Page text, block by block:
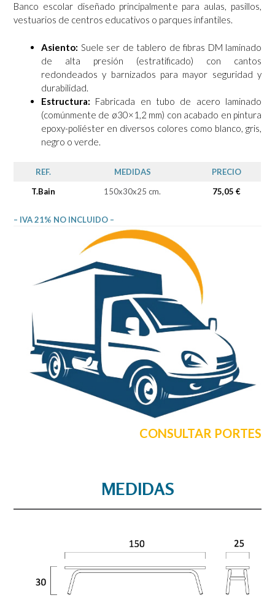
Banco escolar diseñado principalmente para aulas, pasillos,
vestuarios de centros educativos o parques infantiles.
Asiento: Suele ser de tablero de fibras DM laminado
de alta presión (estratificado) con cantos
redondeados y barnizados para mayor seguridad y
durabilidad.
Estructura: Fabricada en tubo de acero laminado
(comúnmente de ø30×1,2 mm) con acabado en pintura
epoxy-poliéster en diversos colores como blanco, gris,
negro o verde.
REF. MEDIDAS
PRECIO
T.Bain
150x30x25 cm. 75,05 €
– IVA 21% NO INCLUIDO –
CONSULTAR PORTES
MEDIDAS